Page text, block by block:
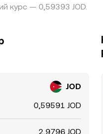
курс — 0,59393 JOD.
JOD
0,59591 JOD
2,9796 JOD